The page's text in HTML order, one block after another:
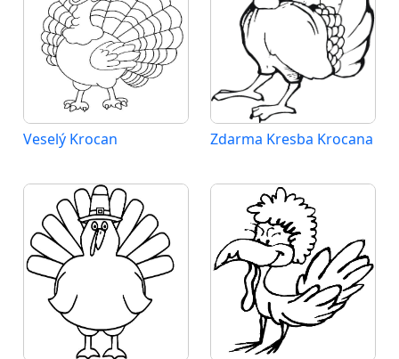
Veselý Krocan Zdarma Kresba Krocana